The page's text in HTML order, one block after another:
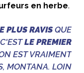
en herbe.
PLUS RAVISQUE
LE PREMIER
EST VRAIMENT
MONTANA. LOIN